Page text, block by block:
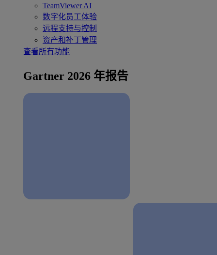
TeamViewer AI
数字化员工体验
远程支持与控制
资产和补丁管理
查看所有功能
Gartner 2026 年报告